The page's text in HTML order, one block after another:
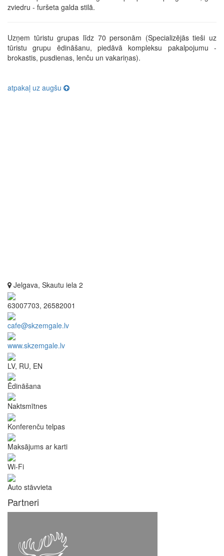
zviedru - furšeta galda stilā.
Uzņem tūristu grupas līdz 70 personām (Specializējās tieši uz
tūristu grupu ēdināšanu, piedāvā kompleksu pakalpojumu -
brokastis, pusdienas, lenču un vakariņas).
atpakaļ uz augšu
Jelgava, Skautu iela 2
63007703, 26582001
cafe@skzemgale.lv
www.skzemgale.lv
LV, RU, EN
Ēdināšana
Naktsmītnes
Konferenču telpas
Maksājums ar karti
Wi-Fi
Auto stāvvieta
Partneri